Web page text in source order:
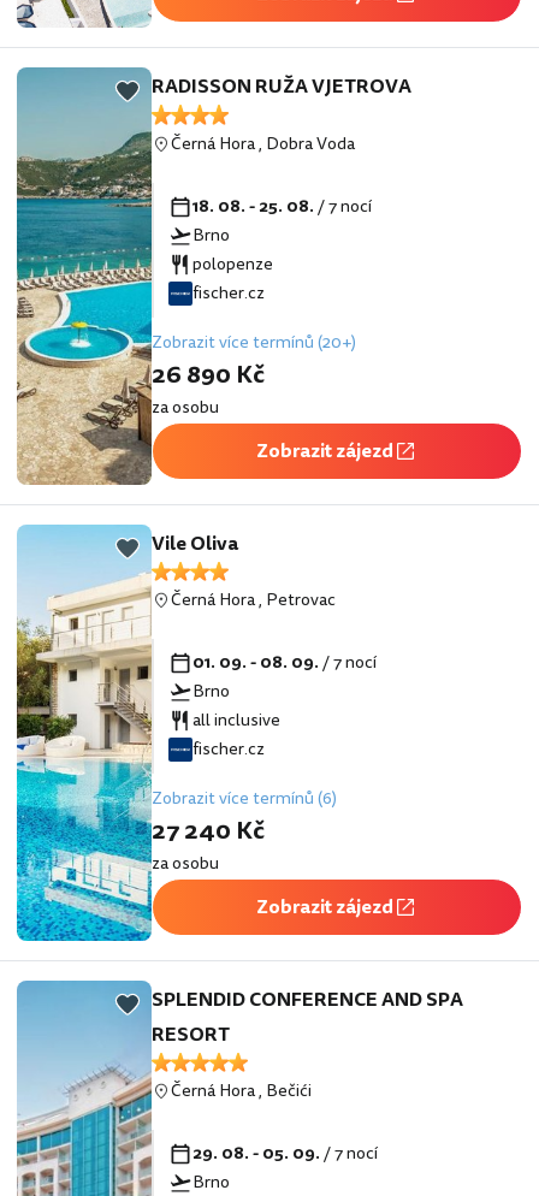
RADISSON RUŽA VJETROVA
Černá Hora, Dobra Voda
18. 08. - 25. 08./ 7 nocí
Brno
polopenze
fischer.cz
Zobrazit více termínů (20+)
26 890 Kč
za osobu
Zobrazit zájezd
Vile Oliva
Černá Hora, Petrovac
01. 09. - 08. 09./ 7 nocí
Brno
all inclusive
fischer.cz
Zobrazit více termínů (6)
27 240 Kč
za osobu
Zobrazit zájezd
SPLENDID CONFERENCE AND SPA
RESORT
Černá Hora, Bečići
29. 08. - 05. 09./ 7 nocí
Brno